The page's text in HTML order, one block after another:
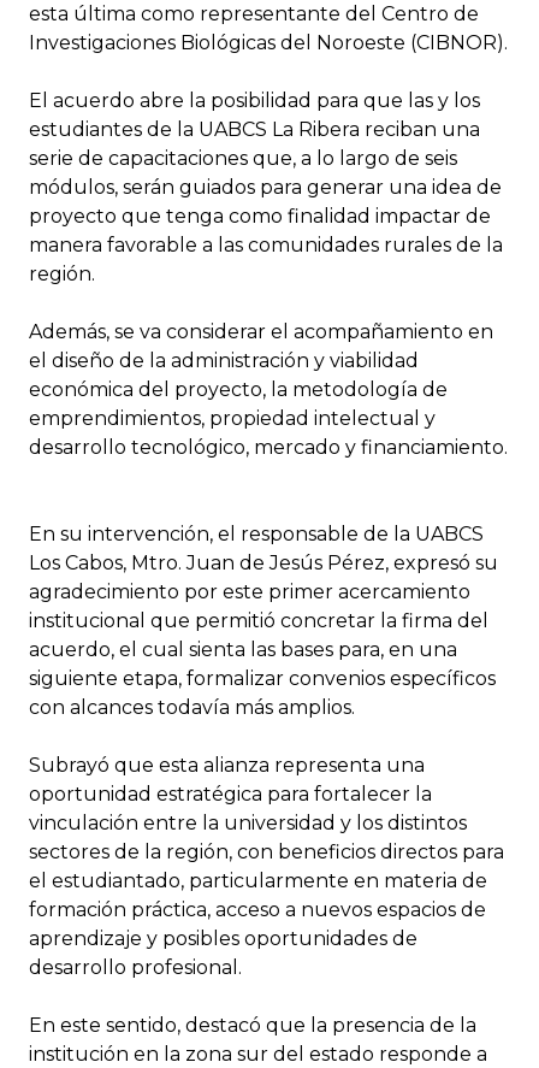
esta última como representante del Centro de
Investigaciones Biológicas del Noroeste (CIBNOR).
El acuerdo abre la posibilidad para que las y los
estudiantes de la UABCS La Ribera reciban una
serie de capacitaciones que, a lo largo de seis
módulos, serán guiados para generar una idea de
proyecto que tenga como finalidad impactar de
manera favorable a las comunidades rurales de la
región.
Además, se va considerar el acompañamiento en
el diseño de la administración y viabilidad
económica del proyecto, la metodología de
emprendimientos, propiedad intelectual y
desarrollo tecnológico, mercado y financiamiento.
En su intervención, el responsable de la UABCS
Los Cabos, Mtro. Juan de Jesús Pérez, expresó su
agradecimiento por este primer acercamiento
institucional que permitió concretar la firma del
acuerdo, el cual sienta las bases para, en una
siguiente etapa, formalizar convenios específicos
con alcances todavía más amplios.
Subrayó que esta alianza representa una
oportunidad estratégica para fortalecer la
vinculación entre la universidad y los distintos
sectores de la región, con beneficios directos para
el estudiantado, particularmente en materia de
formación práctica, acceso a nuevos espacios de
aprendizaje y posibles oportunidades de
desarrollo profesional.
En este sentido, destacó que la presencia de la
institución en la zona sur del estado responde a